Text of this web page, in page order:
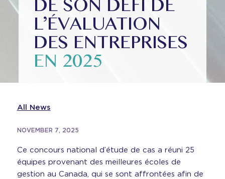
DE SON DÉFI DE
L’ÉVALUATION
DES ENTREPRISES
EN 2025
All News
NOVEMBER 7, 2025
Ce concours national d’étude de cas a réuni 25
équipes provenant des meilleures écoles de
gestion au Canada, qui se sont affrontées afin de